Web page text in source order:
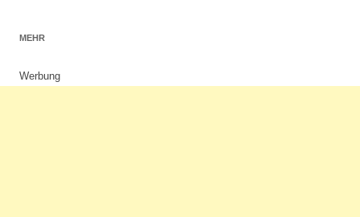
MEHR
Werbung